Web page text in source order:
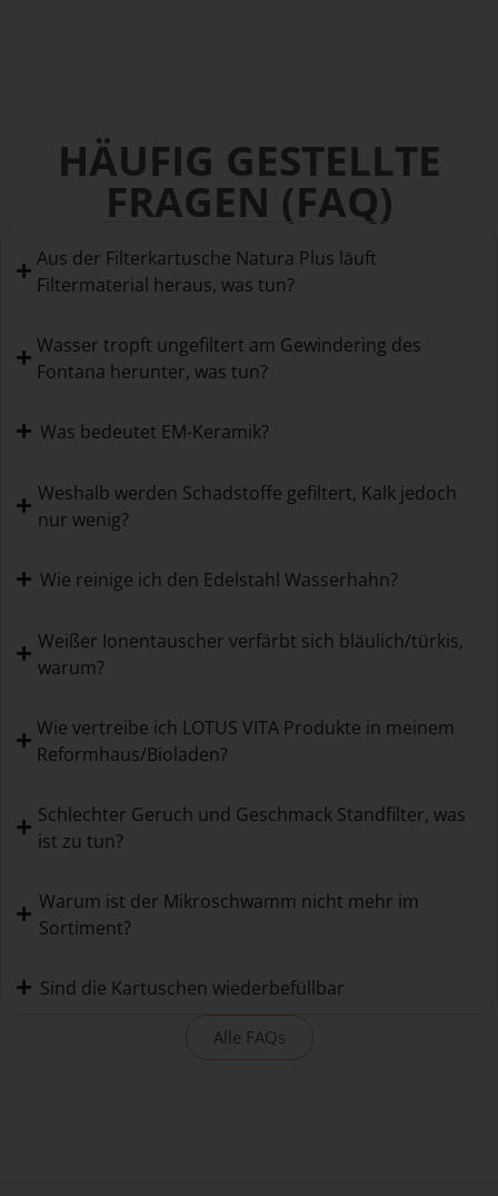
HÄUFIG GESTELLTE
FRAGEN (FAQ)
Aus der Filterkartusche Natura Plus läuft
Filtermaterial heraus, was tun?
Wasser tropft ungefiltert am Gewindering des
Fontana herunter, was tun?
Was bedeutet EM-Keramik?
Weshalb werden Schadstoffe gefiltert, Kalk jedoch
nur wenig?
Wie reinige ich den Edelstahl Wasserhahn?
Weißer Ionentauscher verfärbt sich bläulich/türkis,
warum?
Wie vertreibe ich LOTUS VITA Produkte in meinem
Reformhaus/Bioladen?
Schlechter Geruch und Geschmack Standfilter, was
ist zu tun?
Warum ist der Mikroschwamm nicht mehr im
Sortiment?
Sind die Kartuschen wiederbefüllbar
Alle FAQs